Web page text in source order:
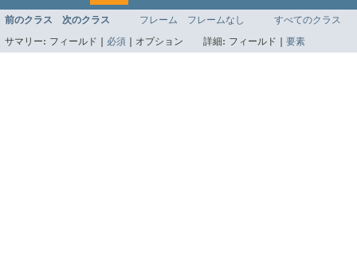
前のクラス 次のクラス フレーム フレームなし
すべてのクラス
サマリー: フィールド | 必須 オプション 詳細: フィールド | 要素